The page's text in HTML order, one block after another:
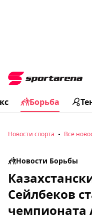
Борьба
Новости спорта Все
Новости Борьбы
Сейлбеков
чемпионата